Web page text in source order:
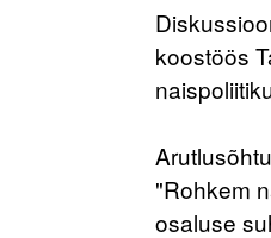
koostöös
"Rohkem
osaluse